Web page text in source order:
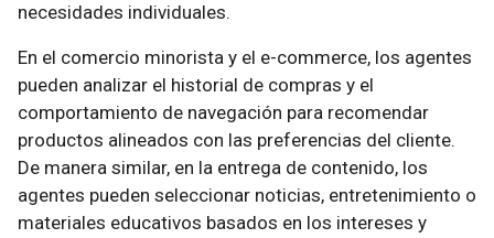
necesidades individuales.
En el comercio minorista y el e-commerce, los agentes
pueden analizar el historial de compras y el
comportamiento de navegación para recomendar
productos alineados con las preferencias del cliente.
De manera similar, en la entrega de contenido, los
agentes pueden seleccionar noticias, entretenimiento o
materiales educativos basados en los intereses y